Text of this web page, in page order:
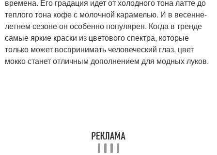
времена. Его градация идет от холодного тона латте до
теплого тона кофе с молочной карамелью. И в весенне-
летнем сезоне он особенно популярен. Когда в тренде
самые яркие краски из цветового спектра, которые
только может воспринимать человеческий глаз, цвет
мокко станет отличным дополнением для модных луков.